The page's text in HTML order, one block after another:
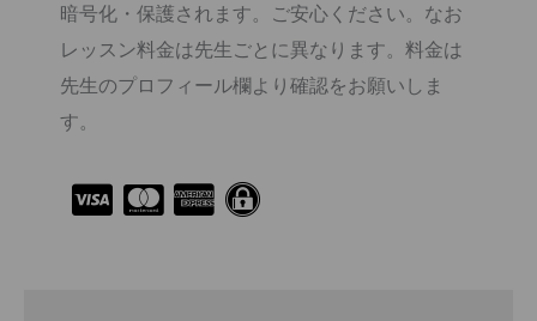
暗号化・保護されます。ご安心ください。なお
レッスン料金は先生ごとに異なります。料金は
先生のプロフィール欄より確認をお願いしま
す。